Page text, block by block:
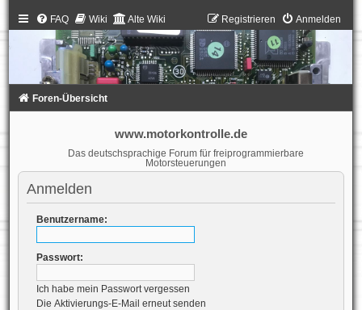
FAQ Wiki Alte Wiki Anmelden
Registrieren
Foren-Übersicht
www.motorkontrolle.de
Das deutschsprachige Forum für freiprogrammierbare
Motorsteuerungen
Anmelden
Benutzername:
Passwort:
Ich habe mein Passwort vergessen
Die Aktivierungs-E-Mail erneut senden